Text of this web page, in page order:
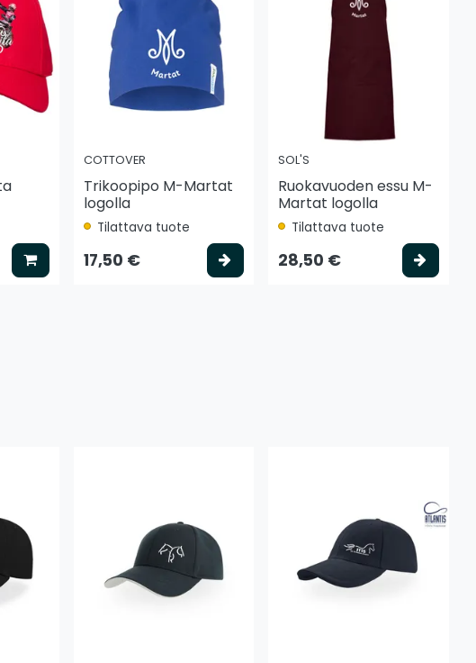
Lisää koriin
COTTOVER
Trikoopipo M-Martat
logolla
Tilattava tuote
17,50 € Valitse vaihtoehto
SOL'S
Ruokavuoden essu M-
Martat logolla
Tilattava tuote
28,50 €